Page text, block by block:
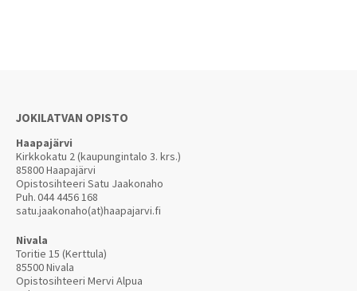
JOKILATVAN OPISTO
Haapajärvi
Kirkkokatu 2 (kaupungintalo 3. krs.)
85800 Haapajärvi
Opistosihteeri Satu Jaakonaho
Puh.044 4456 168
satu.jaakonaho(at)haapajarvi.fi
Nivala
Toritie 15 (Kerttula)
85500 Nivala
Opistosihteeri Mervi Alpua